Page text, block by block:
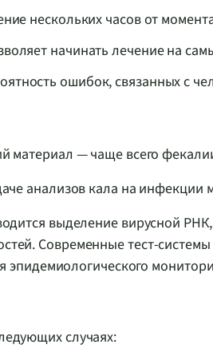
нескольких часов от
начинать лечение на
ошибок, связанных с
материал — чаще всего
анализов кала на
выделение вирусной
Современные тест-
эпидемиологического
случаях: